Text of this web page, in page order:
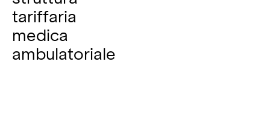
tariffaria
medica
ambulatoriale